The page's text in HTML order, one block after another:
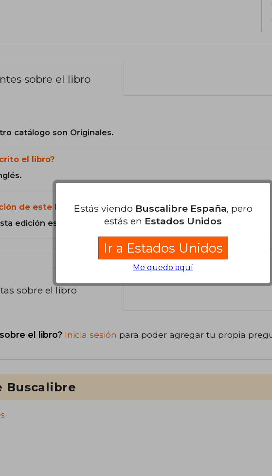
sobre el libro
catálogo son Originales.
el libro?
de este libro?
edición es Tapa Dura.
sobre el libro
el libro? Inicia sesión para poder agregar tu propia
Buscalibre
Estás viendo Buscalibre España, pero
estás en Estados Unidos
Ir a Estados Unidos
Me quedo aquí